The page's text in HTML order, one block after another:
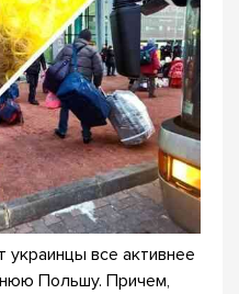
украинцы все активнее
Польшу. Причем,